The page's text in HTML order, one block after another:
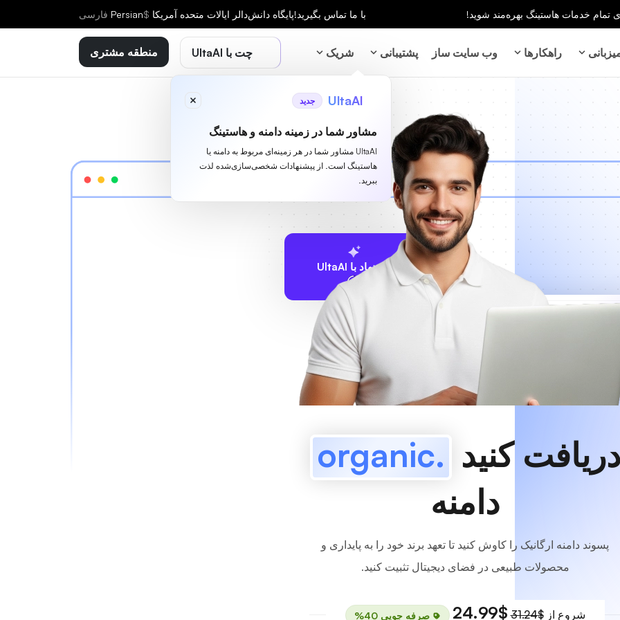
با ما تماس بگیرید!پایگاه دانشدالر ایالات متحده آمریکا $
Persian فارسى
راهکارها وب سایت ساز پشتیبانی شریک چت با UltaAI
UltaAI جدید
مشاور شما در زمینه دامنه و هاستینگ
UltaAI مشاور شما در هر زمینه‌ای مربوط به دامنه یا
هاستینگ است. از پیشنهادات شخصی‌سازی‌شده لذت
ببرید.
منطقه مشتری
پیشنهاد با UltaAI
موجوده!
دریافت کنید .organic
دامنه
پسوند دامنه ارگانیک را کاوش کنید تا تعهد برند خود را به پایداری و
محصولات طبیعی در فضای دیجیتال تثبیت کنید.
شروع از$31.24
$24.99 صرفه جویی 40%